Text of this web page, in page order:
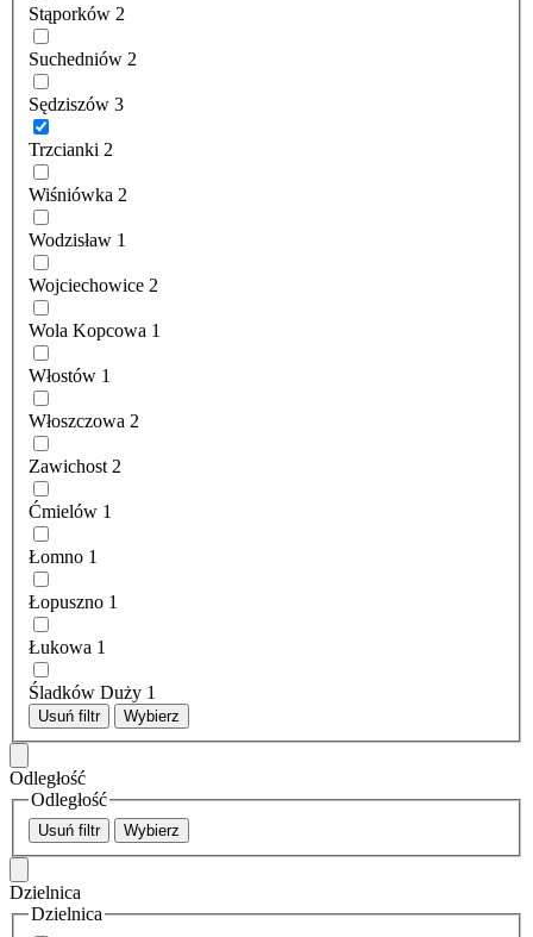
Stąporków 2
Suchedniów 2
Sędziszów 3
Trzcianki 2
Wiśniówka 2
Wodzisław 1
Wojciechowice 2
Wola Kopcowa 1
Włostów 1
Włoszczowa 2
Zawichost 2
Ćmielów 1
Łomno 1
Łopuszno 1
Łukowa 1
Śladków Duży 1
Usuń filtr Wybierz
Odległość
Odległość
Usuń filtr Wybierz
Dzielnica
Dzielnica